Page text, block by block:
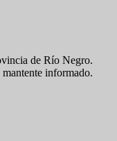
de Río Negro.
mantente informado.